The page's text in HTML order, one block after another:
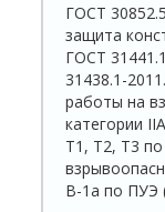
ГОСТ
защита
ГОСТ
31438.1-
работы на
категории
Т1, Т2, Т3
В-1а по ПУЭ